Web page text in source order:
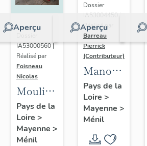
Aperçu
IA53000560 |
Réalisé par
Foisneau
Nicolas
Moulin
à farine
puis
minoterie
Pays de la
Loire >
Mayenne >
Ménil
Aperçu
Dossier
IA53004450 |
Réalisé par
Barreau
Pierrick
(Contributeur)
Manoir,
puis
ferme,
Braye
Pays de la
Loire >
Mayenne >
Ménil